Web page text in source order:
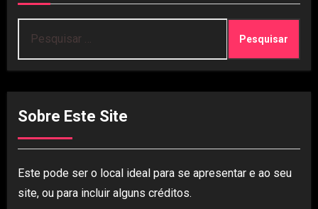
por:
Sobre Este Site
Este pode ser o local ideal para se apresentar e ao seu
site, ou para incluir alguns créditos.